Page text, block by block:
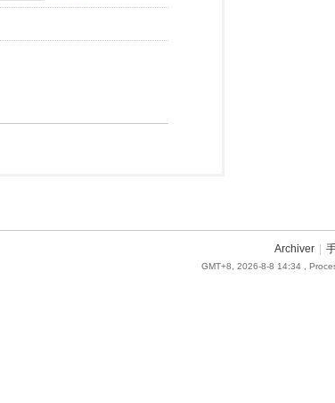
Archiver
GMT+8, 2026-8-8 14:34,